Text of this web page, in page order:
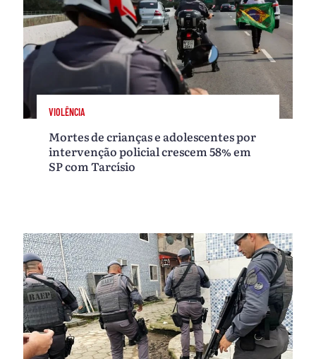
VIOLÊNCIA
Mortes de crianças e adolescentes por
intervenção policial crescem 58% em
SP com Tarcísio